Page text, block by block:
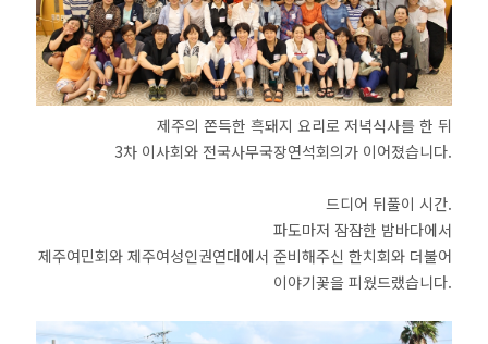
제주의 쫀득한 흑돼지 요리로 저녁식사를 한 뒤
3차 이사회와 전국사무국장연석회의가 이어졌습니다.
드디어 뒤풀이 시간.
파도마저 잠잠한 밤바다에서
제주여민회와 제주여성인권연대에서 준비해주신 한치회와 더불어
이야기꽃을 피웠드랬습니다.